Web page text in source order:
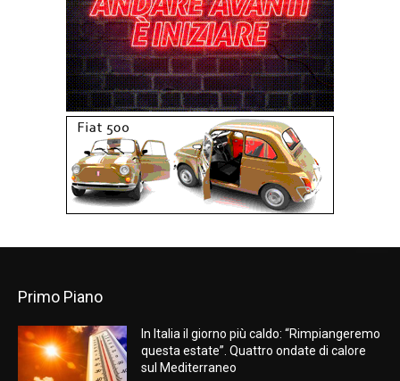
Primo Piano
In Italia il giorno più caldo: “Rimpiangeremo
questa estate”. Quattro ondate di calore
sul Mediterraneo